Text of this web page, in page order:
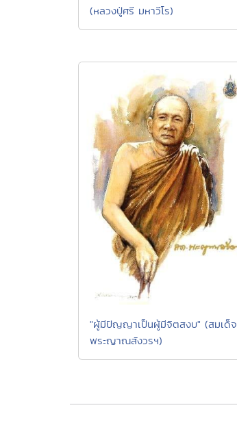
(หลวงปู่ศรี มหาวีโร)
"ผู้มีปัญญาเป็นผู้มีจิตสงบ" (สมเด็จ
พระญาณสังวรฯ)